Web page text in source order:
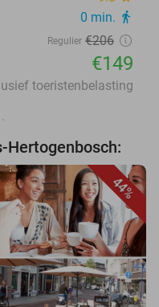
0 min. directions_walk
Regulier €206
€149
toeristenbelasting
Hertogenbosch:
44%